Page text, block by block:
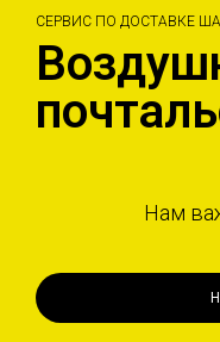
СЕРВИС ПО ДОСТАВКЕ
Нам